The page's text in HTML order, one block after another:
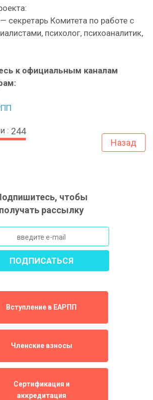
секретарь Комитета по работе с
психолог, психоаналитик,
к официальным каналам
: 244
Назад
чтобы
получать рассылку
Вступление в ЕАРПП
Членские взносы
Сертификация и
аккредитация